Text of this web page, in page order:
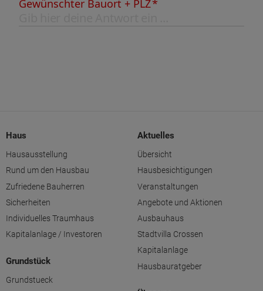
Haus
Hausausstellung
Rund um den Hausbau
Zufriedene Bauherren
Sicherheiten
Individuelles Traumhaus
Kapitalanlage / Investoren
Grundstück
Grundstueck
Aktuelles
Übersicht
Hausbesichtigungen
Veranstaltungen
Angebote und Aktionen
Ausbauhaus
Stadtvilla Crossen
Kapitalanlage
Hausbauratgeber